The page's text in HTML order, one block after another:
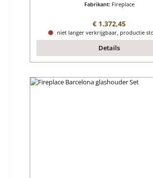
Fabrikant: Fireplace
Normale prijs:
€ 1.372,45
niet langer verkrijgbaar, productie
Details